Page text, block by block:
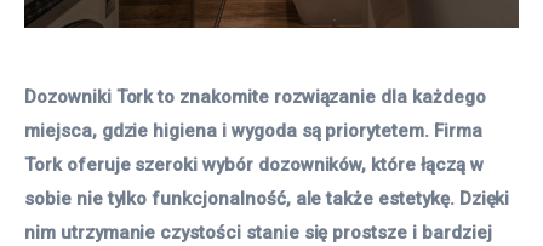
Więcej
Dozowniki Tork to znakomite rozwiązanie dla każdego
miejsca, gdzie higiena i wygoda są priorytetem. Firma
Tork oferuje szeroki wybór dozowników, które łączą w
sobie nie tylko funkcjonalność, ale także estetykę. Dzięki
nim utrzymanie czystości stanie się prostsze i bardziej